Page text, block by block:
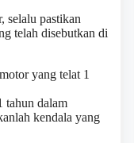
selalu pastikan
telah disebutkan di
yang telat 1
tahun dalam
kendala yang